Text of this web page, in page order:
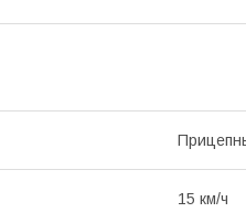
15 км/ч